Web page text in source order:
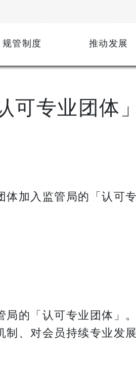
规管制度 推动发展
可专业团体
加入监管局的「认可
的「认可专业团体」
、对会员持续专业发